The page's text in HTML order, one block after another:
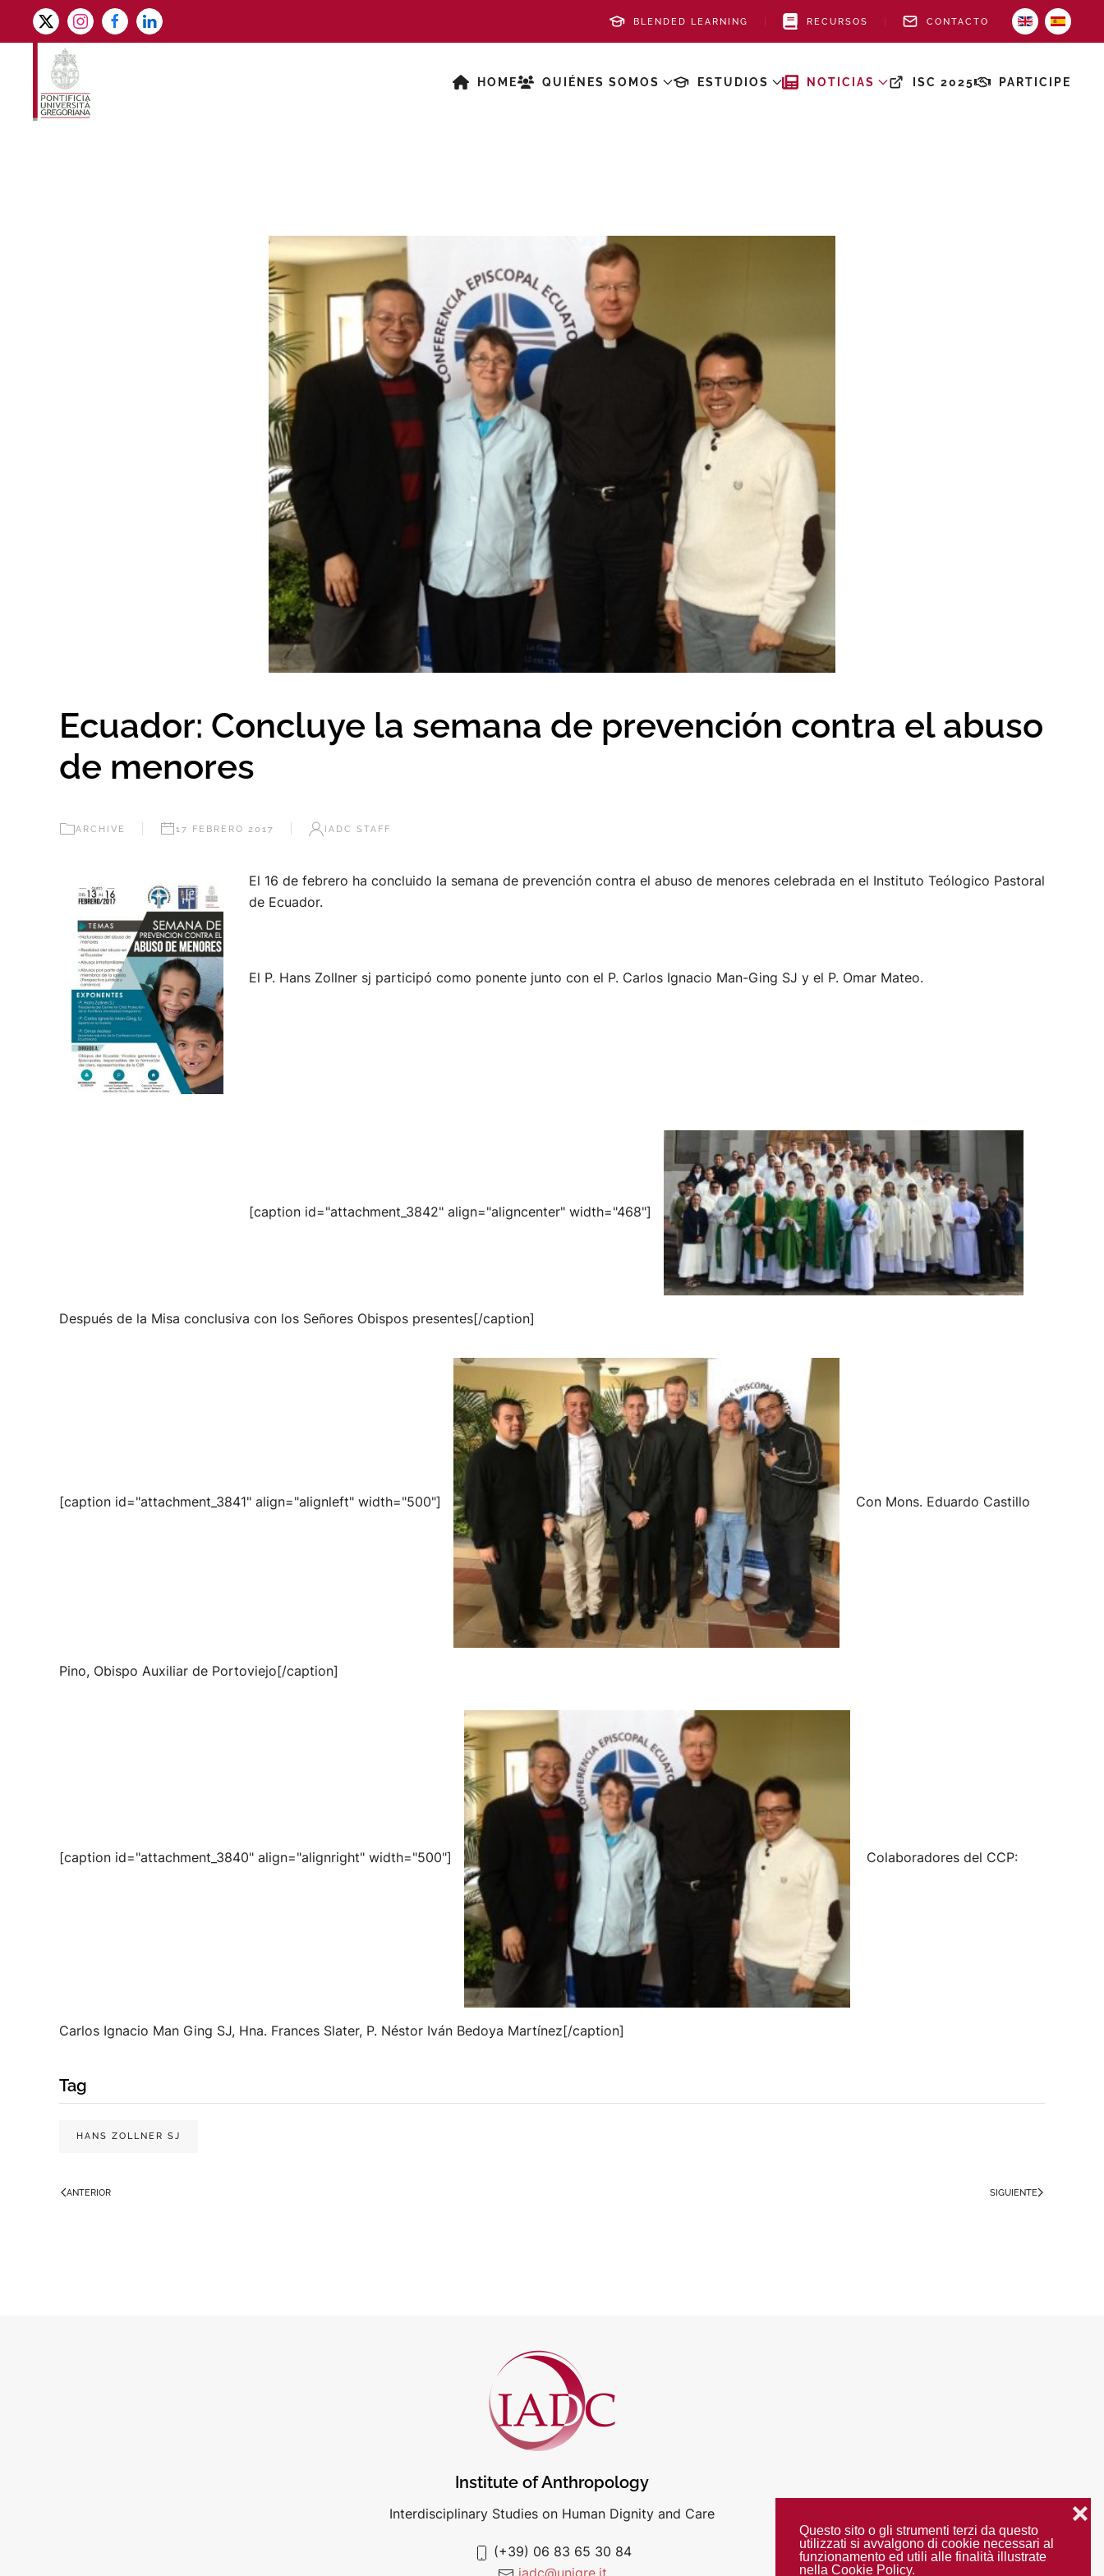
Questo sito o gli strumenti terzi da questo
utilizzati si avvalgono di cookie necessari al
funzionamento ed utili alle finalità illustrate
nella Cookie Policy.
❌
Skip to main content
BLENDED LEARNING RECURSOS CONTACTO
HOME QUIÉNES SOMOS ESTUDIOS NOTICIAS ISC 2025 PARTICIPE
Ecuador: Concluye la semana de prevención contra el abuso
de menores
ARCHIVE 17 FEBRERO 2017 IADC STAFF
El 16 de febrero ha concluido la semana de prevención contra el abuso de menores celebrada en el Instituto Teólogico Pastoral
de Ecuador.
El P. Hans Zollner sj participó como ponente junto con el P. Carlos Ignacio Man-Ging SJ y el P. Omar Mateo.
[caption id="attachment_3842" align="aligncenter" width="468"]
Después de la Misa conclusiva con los Señores Obispos presentes[/caption]
[caption id="attachment_3841" align="alignleft" width="500"] Con Mons. Eduardo Castillo
Pino, Obispo Auxiliar de Portoviejo[/caption]
[caption id="attachment_3840" align="alignright" width="500"] Colaboradores del CCP:
Carlos Ignacio Man Ging SJ, Hna. Frances Slater, P. Néstor Iván Bedoya Martínez[/caption]
Tag
HANS ZOLLNER SJ
ANTERIOR SIGUIENTE
Institute of Anthropology
Interdisciplinary Studies on Human Dignity and Care
(+39) 06 83 65 30 84
iadc@unigre.it